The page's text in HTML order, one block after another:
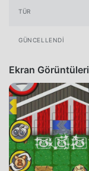
TÜR
GÜNCELLENDI
Ekran Görüntüleri